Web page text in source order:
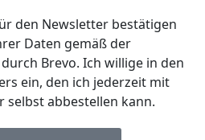
den Newsletter bestätigen
Daten gemäß der
durch Brevo. Ich willige in den
ein, den ich jederzeit mit
selbst abbestellen kann.